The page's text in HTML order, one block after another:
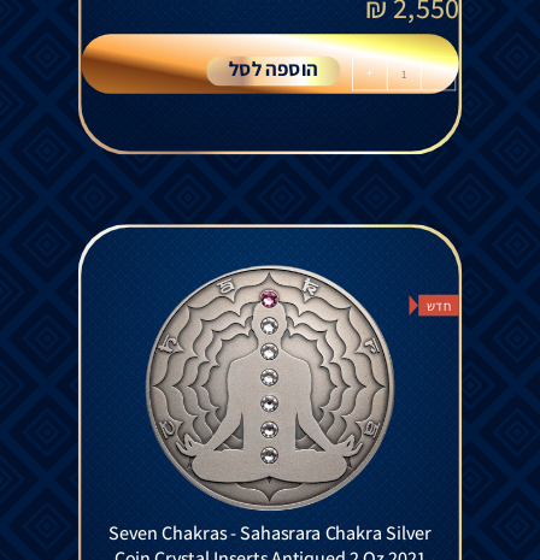
2,550
₪
-
+ הוספה לסל
חדש
Seven Chakras - Sahasrara Chakra Silver